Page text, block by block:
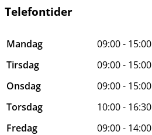
Telefontider
Mandag
09:00 - 15:00
Tirsdag
09:00 - 15:00
Onsdag
09:00 - 15:00
Torsdag
10:00 - 16:30
Fredag
09:00 - 14:00